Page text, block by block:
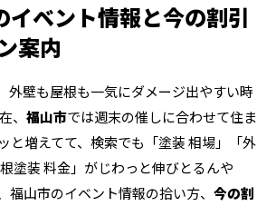
イベント情報と今の割引
案内
外壁も屋根も一気にダメージ出やすい時
、 福山市では週末の催しに合わせて住ま
と増えてて、検索でも「塗装 相場」「外
塗装 料金」がじわっと伸びとるんや
福山市のイベント情報の拾い方、 今の割